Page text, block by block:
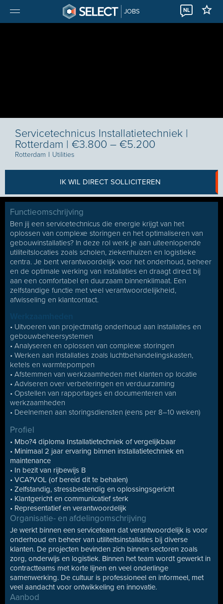
JOBS NL
Servicetechnicus Installatietechniek |
Rotterdam | €3.800 – €5.200
Rotterdam I Utilities
IK WIL DIRECT SOLLICITEREN
Functieomschrijving
Ben jij een servicetechnicus die energie krijgt van het
oplossen van complexe storingen en het optimaliseren van
gebouwinstallaties? In deze rol werk je aan uiteenlopende
utiliteitslocaties zoals scholen, ziekenhuizen en logistieke
centra. Je bent verantwoordelijk voor het onderhoud, beheer
en de optimale werking van installaties en draagt direct bij
aan een comfortabel en duurzaam binnenklimaat. Een
zelfstandige functie met veel verantwoordelijkheid,
afwisseling en klantcontact.
• Uitvoeren van projectmatig onderhoud aan installaties en
gebouwbeheersystemen
• Analyseren en oplossen van complexe storingen
• Werken aan installaties zoals luchtbehandelingskasten,
ketels en warmtepompen
• Afstemmen van werkzaamheden met klanten op locatie
• Adviseren over verbeteringen en verduurzaming
• Opstellen van rapportages en documenteren van
werkzaamheden
• Deelnemen aan storingsdiensten (eens per 8–10 weken)
Profiel
• Mbo?4 diploma Installatietechniek of vergelijkbaar
• Minimaal 2 jaar ervaring binnen installatietechniek en
maintenance
• In bezit van rijbewijs B
• VCA?VOL (of bereid dit te behalen)
• Zelfstandig, stressbestendig en oplossingsgericht
• Klantgericht en communicatief sterk
• Representatief en verantwoordelijk
Organisatie- en afdelingomschrijving
Je werkt binnen een serviceteam dat verantwoordelijk is voor
onderhoud en beheer van utiliteitsinstallaties bij diverse
klanten. De projecten bevinden zich binnen sectoren zoals
zorg, onderwijs en logistiek. Binnen het team wordt gewerkt in
contractteams met korte lijnen en veel onderlinge
samenwerking. De cultuur is professioneel en informeel, met
veel aandacht voor ontwikkeling en innovatie.
Aanbod